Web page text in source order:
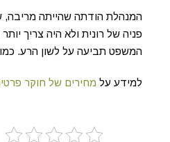
המנהלת הודתה שהייתה מריבה,
פניה של רונית ולא היה צריך
המשפט תביעה על לשון הרע.
למידע על מחירים של חוקר